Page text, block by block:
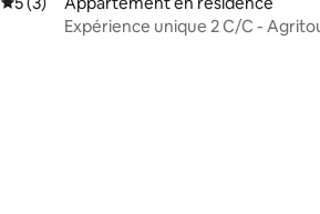
Expérience unique 2 C/C -